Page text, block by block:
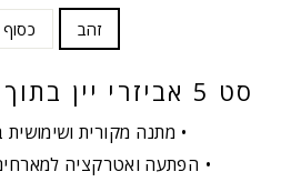
זהב כסוף
סט 5 אביזרי יין בתוך מארז מדליק
מתנה מקורית ושימושית
הפתעה ואטרקציה